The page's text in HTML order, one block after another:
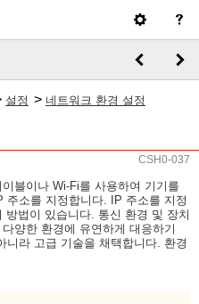
설정 > 네트워크 환경 설정
CSH0-037
블이나 Wi-Fi를 사용하여 기기를
주소를 지정합니다. IP 주소를 지정
법이 있습니다. 통신 환경 및 장치
양한 환경에 유연하게 대응하기
니라 고급 기술을 채택합니다. 환경